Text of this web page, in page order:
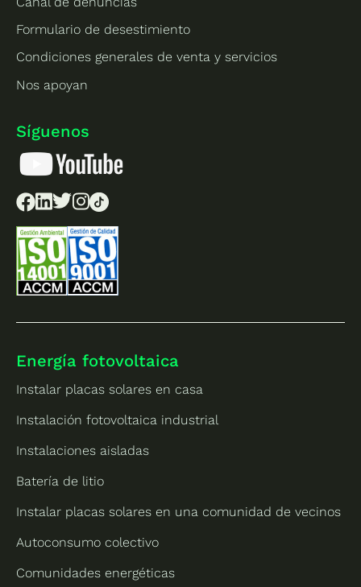
Formulario de desestimiento
Condiciones generales de venta y servicios
Nos apoyan
Síguenos
Energía fotovoltaica
Instalar placas solares en casa
Instalación fotovoltaica industrial
Instalaciones aisladas
Batería de litio
Instalar placas solares en una comunidad de vecinos
Autoconsumo colectivo
Comunidades energéticas